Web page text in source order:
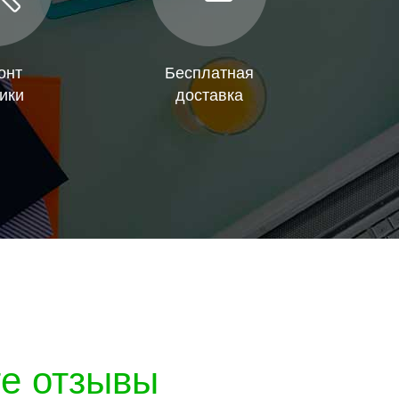
Бесплатная
доставка
отзывы